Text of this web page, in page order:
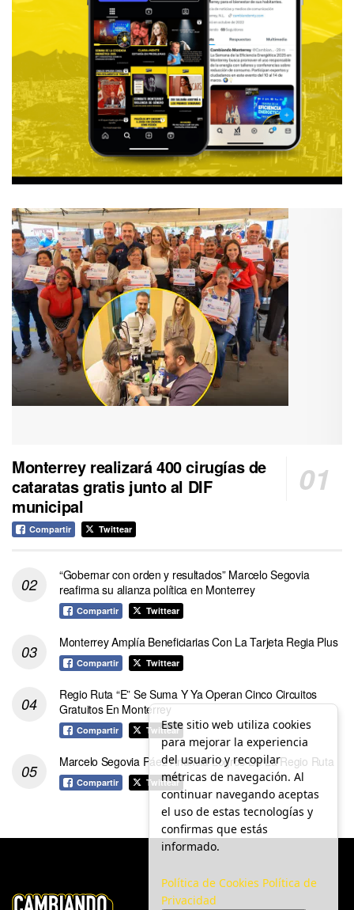
Monterrey realizará 400 cirugías de
cataratas gratis junto al DIF
municipal
Compartir Twittear
“Gobernar con orden y resultados” Marcelo Segovia
reafirma su alianza política en Monterrey
Compartir Twittear
Monterrey Amplía Beneficiarias Con La Tarjeta Regia Plus
Compartir Twittear
Regio Ruta “E” Se Suma Y Ya Operan Cinco Circuitos
Gratuitos En Monterrey
Compartir Twittear
Marcelo Segovia Páez Anuncia Logros De La Regio Ruta
Compartir Twittear
Este sitio web utiliza cookies
para mejorar la experiencia
del usuario y recopilar
métricas de navegación. Al
continuar navegando aceptas
el uso de estas tecnologías y
confirmas que estás
informado.
Política de Cookies Política de
Privacidad